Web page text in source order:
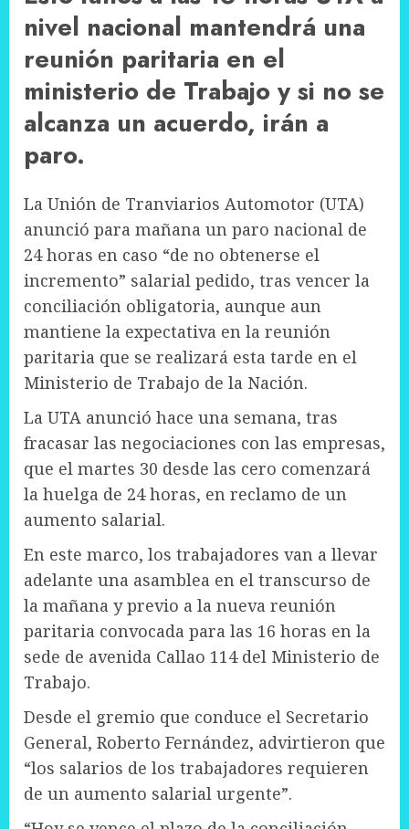
nivel nacional mantendrá una
reunión paritaria en el
ministerio de Trabajo y si no se
alcanza un acuerdo, irán a
paro.
La Unión de Tranviarios Automotor (UTA)
anunció para mañana un paro nacional de
24 horas en caso “de no obtenerse el
incremento” salarial pedido, tras vencer la
conciliación obligatoria, aunque aun
mantiene la expectativa en la reunión
paritaria que se realizará esta tarde en el
Ministerio de Trabajo de la Nación.
La UTA anunció hace una semana, tras
fracasar las negociaciones con las empresas,
que el martes 30 desde las cero comenzará
la huelga de 24 horas, en reclamo de un
aumento salarial.
En este marco, los trabajadores van a llevar
adelante una asamblea en el transcurso de
la mañana y previo a la nueva reunión
paritaria convocada para las 16 horas en la
sede de avenida Callao 114 del Ministerio de
Trabajo.
Desde el gremio que conduce el Secretario
General, Roberto Fernández, advirtieron que
“los salarios de los trabajadores requieren
de un aumento salarial urgente”.